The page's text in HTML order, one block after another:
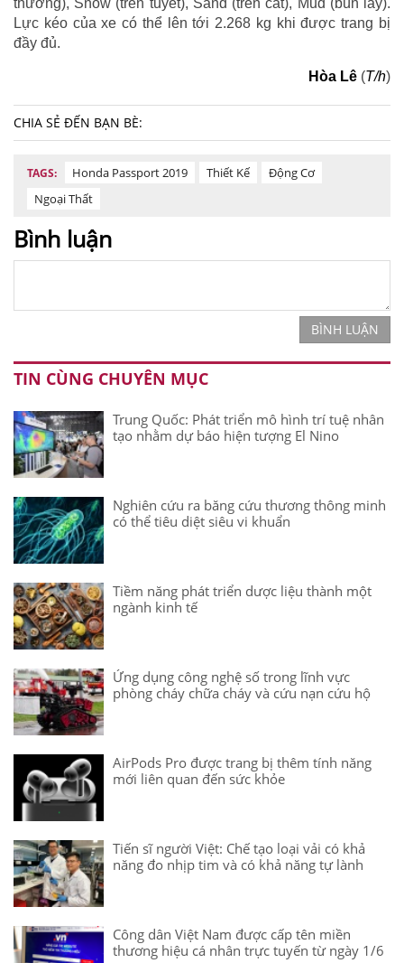
Lực kéo của xe có thể lên tới 2.268 kg khi được trang bị
đầy đủ.
Hòa Lê (T/h)
CHIA SẺ ĐẾN BẠN BÈ:
TAGS: Honda Passport 2019 Thiết Kế
Động Cơ
Ngoại Thất
Bình luận
BÌNH LUẬN
TIN CÙNG CHUYÊN MỤC
Trung Quốc: Phát triển mô hình trí tuệ nhân
tạo nhằm dự báo hiện tượng El Nino
Nghiên cứu ra băng cứu thương thông minh
có thể tiêu diệt siêu vi khuẩn
Tiềm năng phát triển dược liệu thành một
ngành kinh tế
Ứng dụng công nghệ số trong lĩnh vực
phòng cháy chữa cháy và cứu nạn cứu hộ
AirPods Pro được trang bị thêm tính năng
mới liên quan đến sức khỏe
Tiến sĩ người Việt: Chế tạo loại vải có khả
năng đo nhịp tim và có khả năng tự lành
Công dân Việt Nam được cấp tên miền
thương hiệu cá nhân trực tuyến từ ngày 1/6